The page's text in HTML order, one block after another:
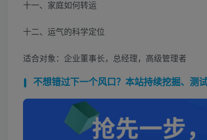
十一、家庭如何转运
十二、运气的科学定位
适合对象：企业董事长，总经理，高级管理者
不想错过下一个风口？本站持续挖掘、测